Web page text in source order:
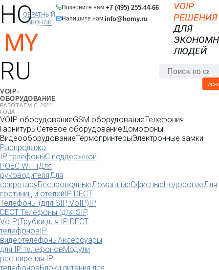
HO
MY
RU
VOIP-
ОБОРУДОВАНИЕ
РАБОТАЕМ С 2011
ГОДА
Позвоните нам:+7 (495) 255-44-66
Напишите нам:info@homy.ru
ОБРАТНЫЙ
ЗВОНОК
VOIP
РЕШЕНИЯ
ДЛЯ
ЛЮДЕЙ
VOIP оборудованиеGSM оборудованиеТелефония
ГарнитурыСетевое оборудованиеДомофоны
ВидеооборудованиеТермопринтерыЭлектронные замки
Распродажа
IP телефоныС поддержкой
POEC Wi-FiДля
руководителяДля
секретаряБеспроводныеДомашниеОфисныеНедорогиеДля
гостиниц и отелейIP DECT
Телефоны (для SIP, VoIP)IP
DECT Телефоны (для SIP,
VoIP)Трубки для IP DECT
телефоновIP
видеотелефоныАксессуары
для IP телефоновМодули
расширения IP
телефоновБлоки питания для